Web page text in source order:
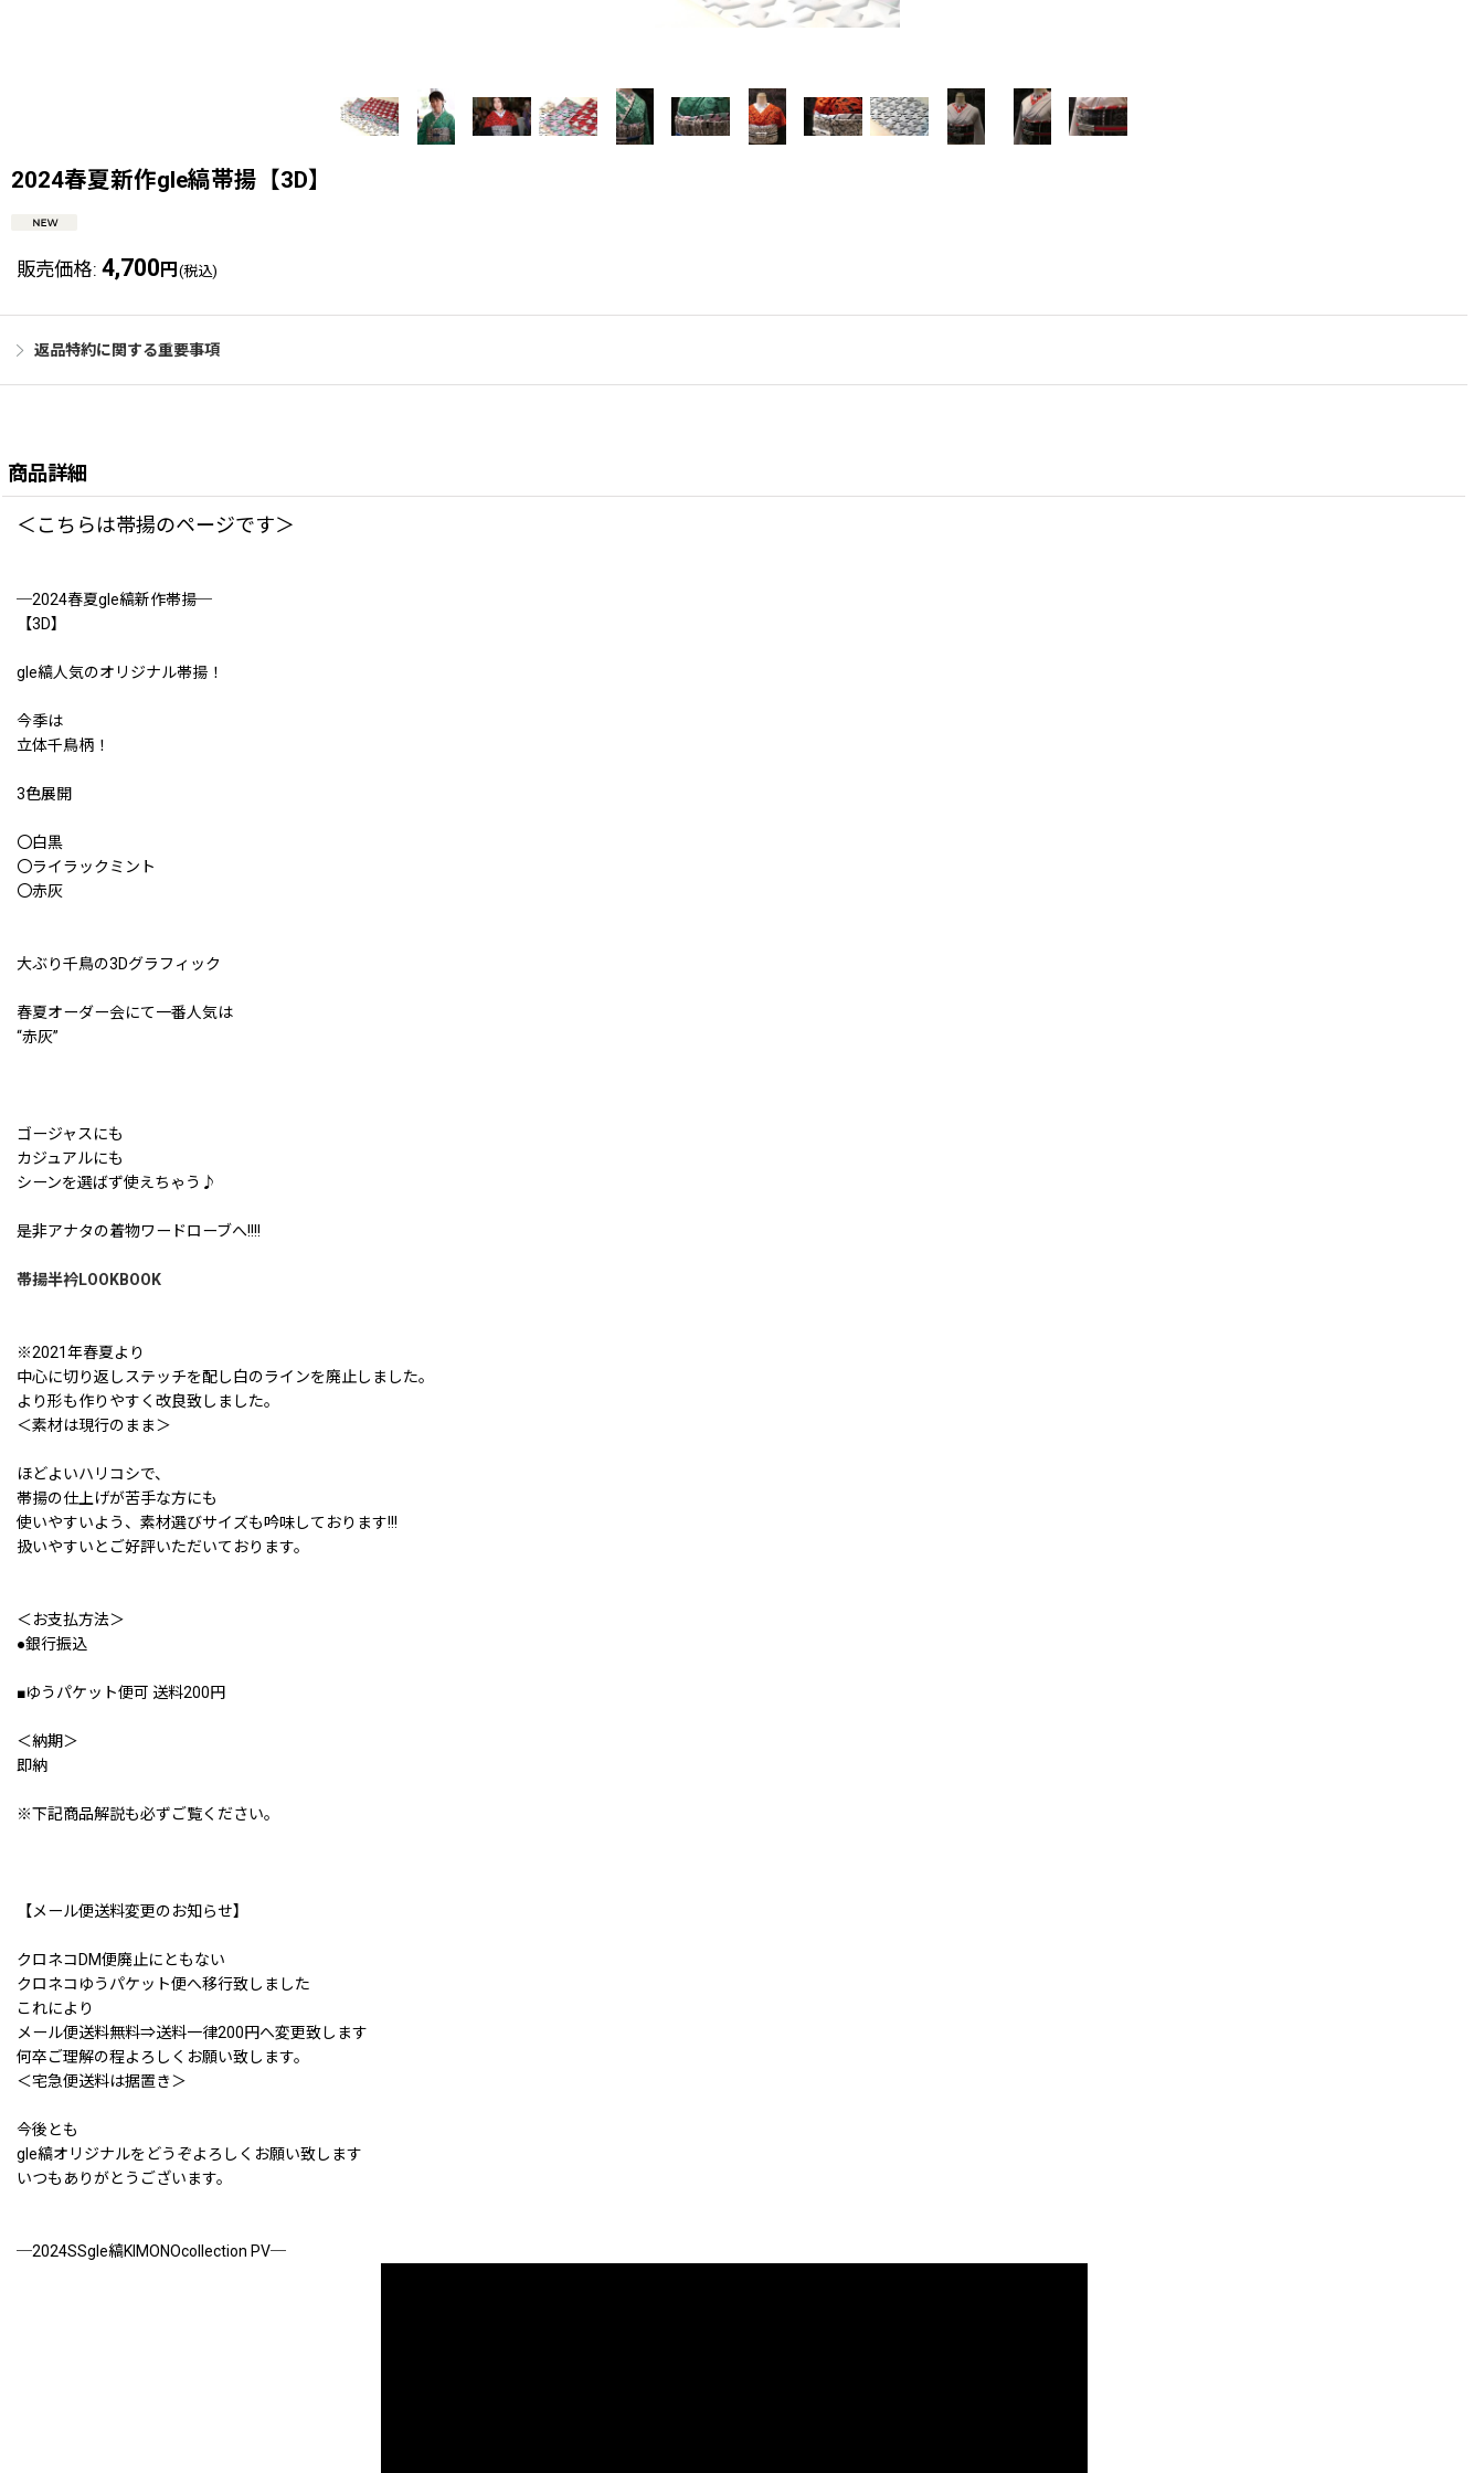
2024春夏新作gle縞帯揚【3D】
販売価格: 4,700 円 (税込)
返品特約に関する重要事項
商品詳細
＜こちらは帯揚のページです＞
─2024春夏gle縞新作帯揚─
【3D】
gle縞人気のオリジナル帯揚！
今季は
立体千鳥柄！
3色展開
〇白黒
〇ライラックミント
〇赤灰
大ぶり千鳥の3Dグラフィック
春夏オーダー会にて一番人気は
“赤灰”
ゴージャスにも
カジュアルにも
シーンを選ばず使えちゃう♪
是非アナタの着物ワードローブへ!!!!
帯揚半衿LOOKBOOK
※2021年春夏より
中心に切り返しステッチを配し白のラインを廃止しました。
より形も作りやすく改良致しました。
＜素材は現行のまま＞
ほどよいハリコシで、
帯揚の仕上げが苦手な方にも
使いやすいよう、素材選びサイズも吟味しております!!!
扱いやすいとご好評いただいております。
＜お支払方法＞
●銀行振込
■ゆうパケット便可 送料200円
＜納期＞
即納
※下記商品解説も必ずご覧ください。
【メール便送料変更のお知らせ】
クロネコDM便廃止にともない
クロネコゆうパケット便へ移行致しました
これにより
メール便送料無料⇒送料一律200円へ変更致します
何卒ご理解の程よろしくお願い致します。
＜宅急便送料は据置き＞
今後とも
gle縞オリジナルをどうぞよろしくお願い致します
いつもありがとうございます。
─2024SSgle縞KIMONOcollection PV─